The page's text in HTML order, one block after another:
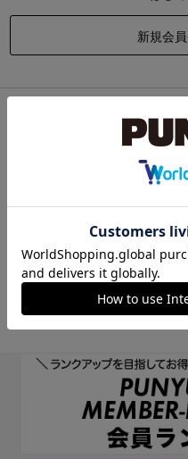
他のサイトIDで新規会員登録
ログインすることができます。